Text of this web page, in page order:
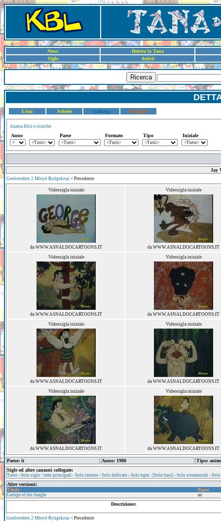
News
Dentro la Tana
Sigle
Artisti
Ricerca
Lista Schede Galleria Dettaglio
Azzera filtri e ricerche
Anno Paese Formato Tipo Iniziale
Jay
Geobreeders 2 Mōryō Ryūgekitai < Precedente
Videosigla iniziale
da WWW.ASNALDOCARTOONS.IT
Videosigla iniziale
da WWW.ASNALDOCARTOONS.IT
Videosigla iniziale
da WWW.ASNALDOCARTOONS.IT
Videosigla iniziale
da WWW.ASNALDOCARTOONS.IT
Videosigla iniziale
da WWW.ASNALDOCARTOONS.IT
Videosigla iniziale
da WWW.ASNALDOCARTOONS.IT
Videosigla iniziale
da WWW.ASNALDOCARTOONS.IT
Videosigla iniziale
da WWW.ASNALDOCARTOONS.IT
Paese: it Anno: 1980
Tipo:
Sigle ed altre canzoni collegate:
Tutte - Solo sigle / temi principali - Solo interne - Solo dedicate - Solo bgm - [Solo basi] - Solo strumentali - Solo
Altre versioni:
Titolo
Paese
George of the Jungle us
Descrizione:
Geobreeders 2 Mōryō Ryūgekitai < Precedente